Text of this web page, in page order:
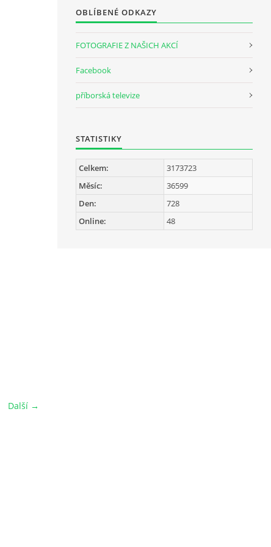
Další →
OBLÍBENÉ ODKAZY
FOTOGRAFIE Z NAŠICH AKCÍ
Facebook
příborská televize
STATISTIKY
Online: 48
Celkem:
3173723
Měsíc:
36599
Den:
728